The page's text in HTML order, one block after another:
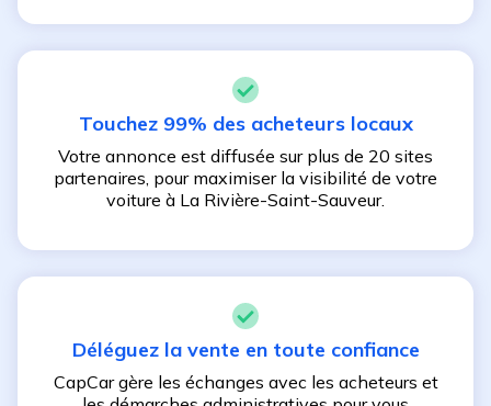
Touchez 99% des acheteurs locaux
Votre annonce est diffusée sur plus de 20 sites
partenaires, pour maximiser la visibilité de votre
voiture à La Rivière-Saint-Sauveur.
Déléguez la vente en toute confiance
CapCar gère les échanges avec les acheteurs et